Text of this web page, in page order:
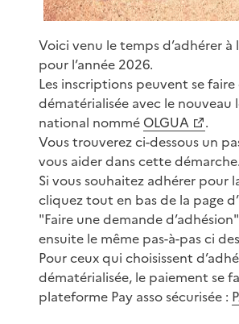
Voici venu le temps d’adhérer à
pour l’année 2026.
Les inscriptions peuvent se
dématérialisée avec le nouveau
national nommé OLGUA
.
Vous trouverez ci-dessous un
vous aider dans cette démarche.
Si vous souhaitez adhérer pour
cliquez tout en bas de la page
"Faire une demande
ensuite le même pas-à-pas ci
Pour ceux qui choisissent
dématérialisée, le paiement se
plateforme Pay asso sécurisée :